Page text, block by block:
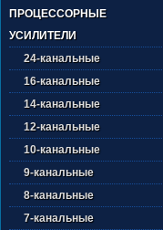
ПРОЦЕССОРНЫЕ
УСИЛИТЕЛИ
24-канальные
16-канальные
14-канальные
12-канальные
10-канальные
9-канальные
8-канальные
7-канальные